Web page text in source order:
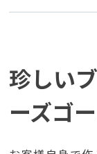
珍しい
ーズゴ